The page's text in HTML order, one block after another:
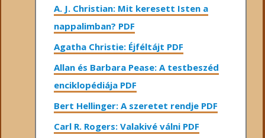
A. J. Christian: Mit keresett Isten a
nappalimban? PDF
Agatha Christie: Éjféltájt PDF
Allan és Barbara Pease: A testbeszéd
enciklopédiája PDF
Bert Hellinger: A ​szeretet rendje PDF
Carl R. Rogers: Valakivé válni PDF